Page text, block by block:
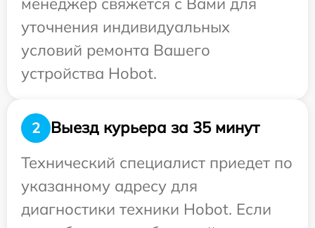
уточнения индивидуальных
условий ремонта Вашего
устройства Hobot.
2
Выезд курьера за 35 минут
Технический специалист приедет по
указанному адресу для
диагностики техники Hobot. Если